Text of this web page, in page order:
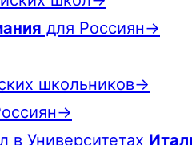
для Россиян→
школьников→
в Университетах